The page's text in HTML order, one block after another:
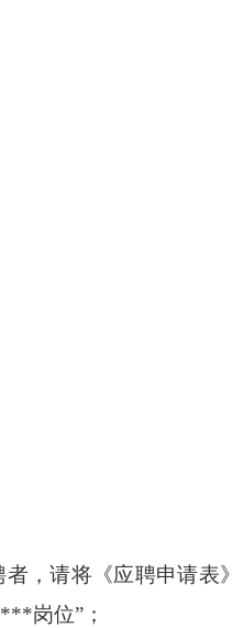
，请将《应聘申请表
***岗位”；